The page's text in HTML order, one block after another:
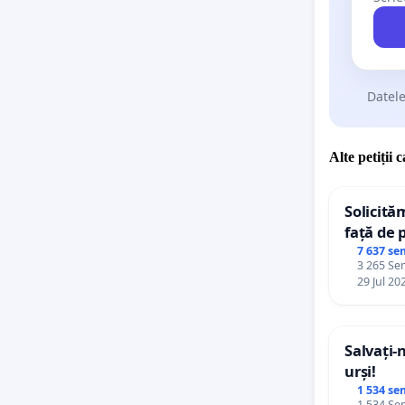
Alte petiții
față de
7 637
3 265
29 Jul
Salvați-
urși!
1 534